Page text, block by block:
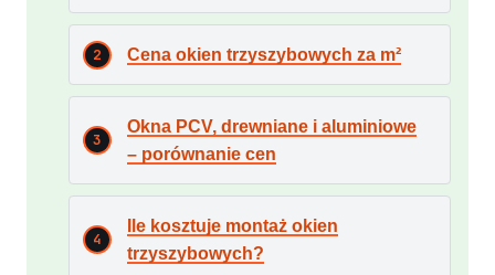
Cena okien trzyszybowych za m²
Okna PCV, drewniane i aluminiowe
– porównanie cen
Ile kosztuje montaż okien
trzyszybowych?